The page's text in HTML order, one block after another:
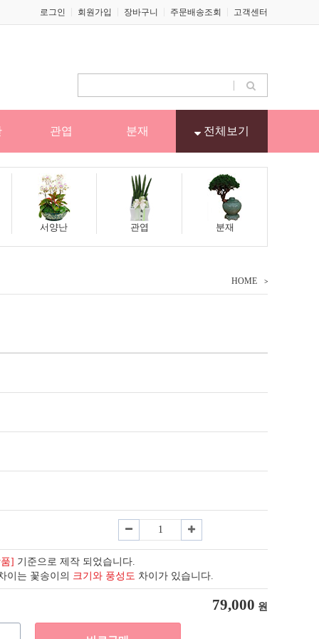
로그인 회원가입 장바구니 주문배송조회 고객센터
관엽 분재 전체보기
서양난 관엽 분재
HOME
] 기준으로 제작 되었습니다.
이는 꽃송이의 크기와 풍성도 차이가 있습니다.
79,000 원